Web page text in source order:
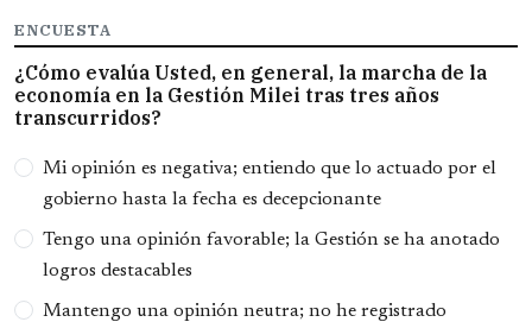
ENCUESTA
¿Cómo evalúa Usted, en general, la marcha de la
economía en la Gestión Milei tras tres años
transcurridos?
Opciones
Mi opinión es negativa; entiendo que lo actuado por el
gobierno hasta la fecha es decepcionante
Tengo una opinión favorable; la Gestión se ha anotado
logros destacables
Mantengo una opinión neutra; no he registrado